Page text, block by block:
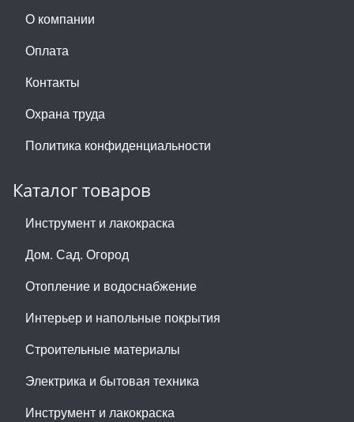
О компании
Оплата
Контакты
Охрана труда
Политика конфиденциальности
Каталог товаров
Инструмент и лакокраска
Дом. Сад. Огород
Отопление и водоснабжение
Интерьер и напольные покрытия
Строительные материалы
Электрика и бытовая техника
Инструмент и лакокраска